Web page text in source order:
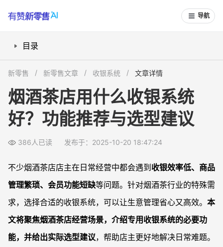
导航
目录
店铺经营数据怎样一目了然？
会员营销和促销功能怎样选择更适合烟酒茶店？
常见问题
烟酒茶店可以用超市收银系统吗？
新零售 新零售文章 收银系统 文章详情
烟酒茶店用什么收银系统
好？功能推荐与选型建议
386人已读 发布于：2025-10-20 18:47:24
不少烟酒茶店店主在日常经营中都会遇到 收银效率低、商品
管理繁琐、会员功能短缺等问题。针对烟酒茶行业的特殊需
求，选择合适的收银系统，可以让生意管理省心又高效。 本
文将聚焦烟酒茶店经营场景，介绍专用收银系统的必要功
能，并给出实际选型建议，帮助店主更好地解决日常难题。